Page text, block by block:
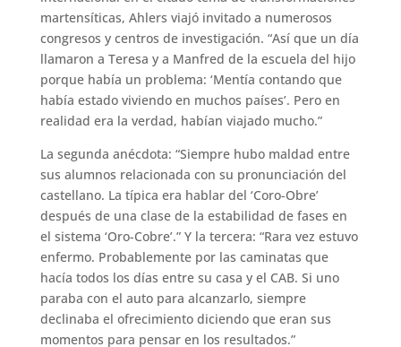
martensíticas, Ahlers viajó invitado a numerosos
congresos y centros de investigación. “Así que un día
llamaron a Teresa y a Manfred de la escuela del hijo
porque había un problema: ‘Mentía contando que
había estado viviendo en muchos países’. Pero en
realidad era la verdad, habían viajado mucho.”
La segunda anécdota: “Siempre hubo maldad entre
sus alumnos relacionada con su pronunciación del
castellano. La típica era hablar del ‘Coro-Obre’
después de una clase de la estabilidad de fases en
el sistema ‘Oro-Cobre’.” Y la tercera: “Rara vez estuvo
enfermo. Probablemente por las caminatas que
hacía todos los días entre su casa y el CAB. Si uno
paraba con el auto para alcanzarlo, siempre
declinaba el ofrecimiento diciendo que eran sus
momentos para pensar en los resultados.”